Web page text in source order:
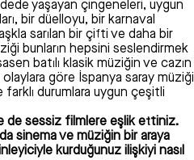
yaşayan çingeneleri, uygun
bir düelloyu, bir karnaval
sarılan bir çifti ve daha bir
bunların hepsini seslendirmek
batılı klasik müziğin ve cazın
göre İspanya saray müziği
durumlara uygun çeşitli
de sessiz filmlere eşlik ettiniz.
sinema ve müziğin bir araya
kurduğunuz ilişkiyi nasıl